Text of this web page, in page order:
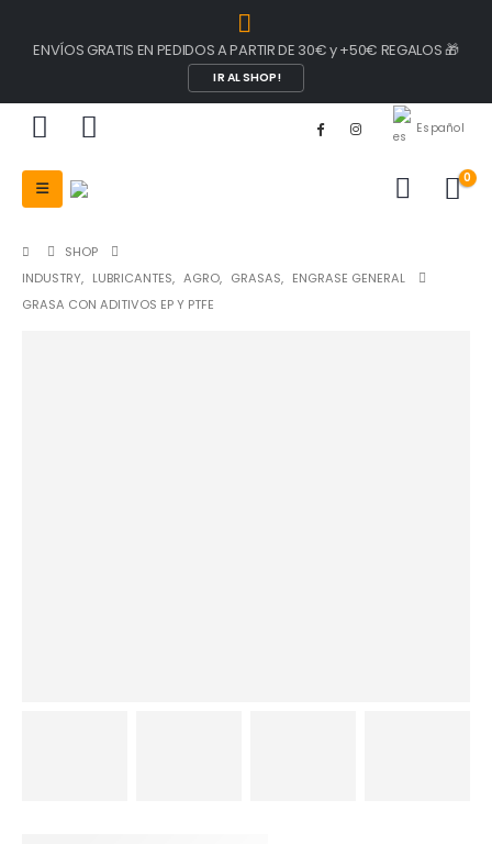
ENVÍOS GRATIS EN PEDIDOS A PARTIR DE 30€ y +50€ REGALOS 🎁
IR AL SHOP!
Español
0
SHOP
INDUSTRY, LUBRICANTES, AGRO, GRASAS, ENGRASE GENERAL
GRASA CON ADITIVOS EP Y PTFE